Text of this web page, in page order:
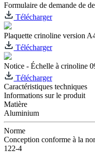
Formulaire de demande de
Télécharger
Plaquette crinoline version
Télécharger
Notice - Échelle à crinoline
Télécharger
Caractéristiques techniques
Informations sur le produit
Matière
Aluminium
Norme
Conception conforme à la
122-4